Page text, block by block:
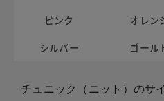
ピンク
オレン
シルバー
ゴール
チュニック（ニット）のサ